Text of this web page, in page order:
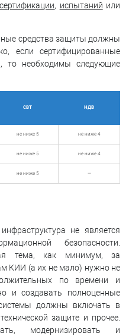
сертификации, испытаний или
средства защиты должны
если сертифицированные
то необходимы следующие
СВТ НДВ
не ниже 5 не ниже 4
не ниже 5 не ниже 4
не ниже 5 —
не является
безопасности.
тема, как минимум, за
КИИ (а их не мало) нужно не
по времени и
и создавать полноценные
должны включать в
защите и прочее.
модернизировать и